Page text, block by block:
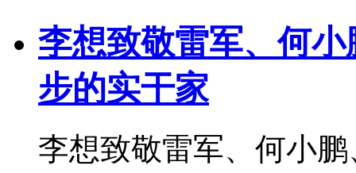
李想致敬雷军、何
步的实干家
李想致敬雷军、何小